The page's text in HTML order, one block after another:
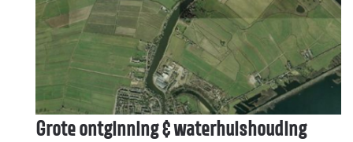
Grote ontginning & waterhuishouding